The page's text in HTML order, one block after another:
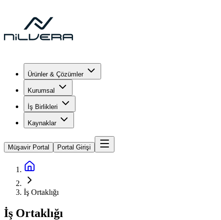
Ürünler & Çözümler
Kurumsal
İş Birlikleri
Kaynaklar
Müşavir Portal Portal Girişi
İş Ortaklığı
İş Ortaklığı